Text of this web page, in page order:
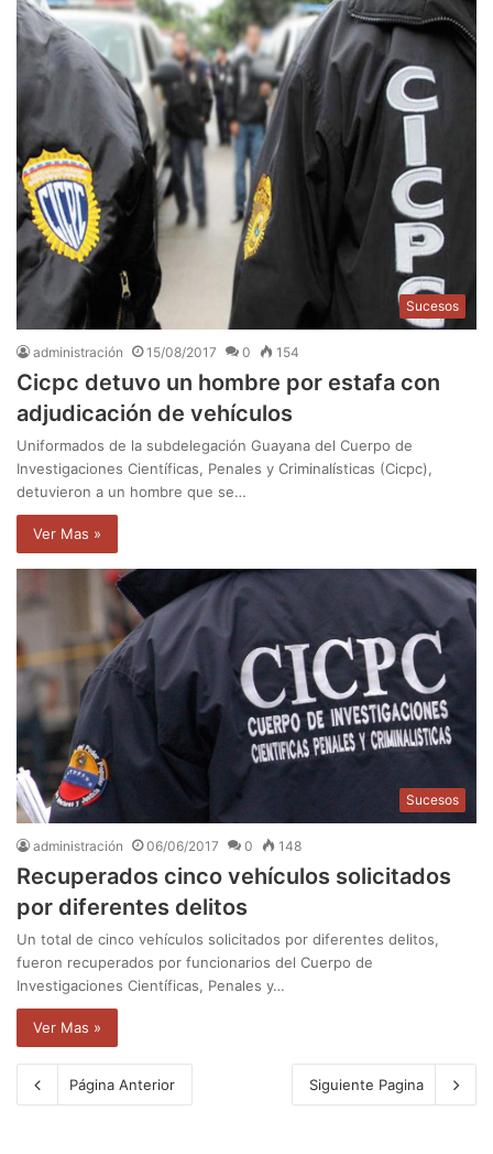
Sucesos
administración 15/08/2017 0 154
Cicpc detuvo un hombre por estafa con
adjudicación de vehículos
Uniformados de la subdelegación Guayana del Cuerpo de
Investigaciones Científicas, Penales y Criminalísticas (Cicpc),
detuvieron a un hombre que se…
Ver Mas »
Sucesos
administración 06/06/2017 0 148
Recuperados cinco vehículos solicitados
por diferentes delitos
Un total de cinco vehículos solicitados por diferentes delitos,
fueron recuperados por funcionarios del Cuerpo de
Investigaciones Científicas, Penales y…
Ver Mas »
Página Anterior Siguiente Pagina